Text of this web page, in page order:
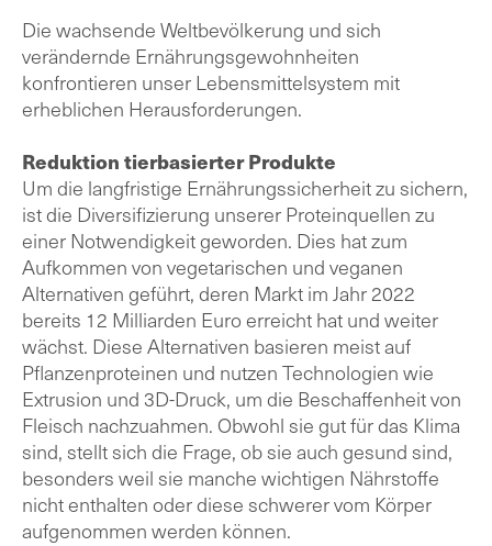
Die wachsende Weltbevölkerung und sich
verändernde Ernährungsgewohnheiten
konfrontieren unser Lebensmittelsystem mit
erheblichen Herausforderungen.
Reduktion tierbasierter Produkte
Um die langfristige Ernährungssicherheit zu sichern,
ist die Diversifizierung unserer Proteinquellen zu
einer Notwendigkeit geworden. Dies hat zum
Aufkommen von vegetarischen und veganen
Alternativen geführt, deren Markt im Jahr 2022
bereits 12 Milliarden Euro erreicht hat und weiter
wächst. Diese Alternativen basieren meist auf
Pflanzenproteinen und nutzen Technologien wie
Extrusion und 3D-Druck, um die Beschaffenheit von
Fleisch nachzuahmen. Obwohl sie gut für das Klima
sind, stellt sich die Frage, ob sie auch gesund sind,
besonders weil sie manche wichtigen Nährstoffe
nicht enthalten oder diese schwerer vom Körper
aufgenommen werden können.